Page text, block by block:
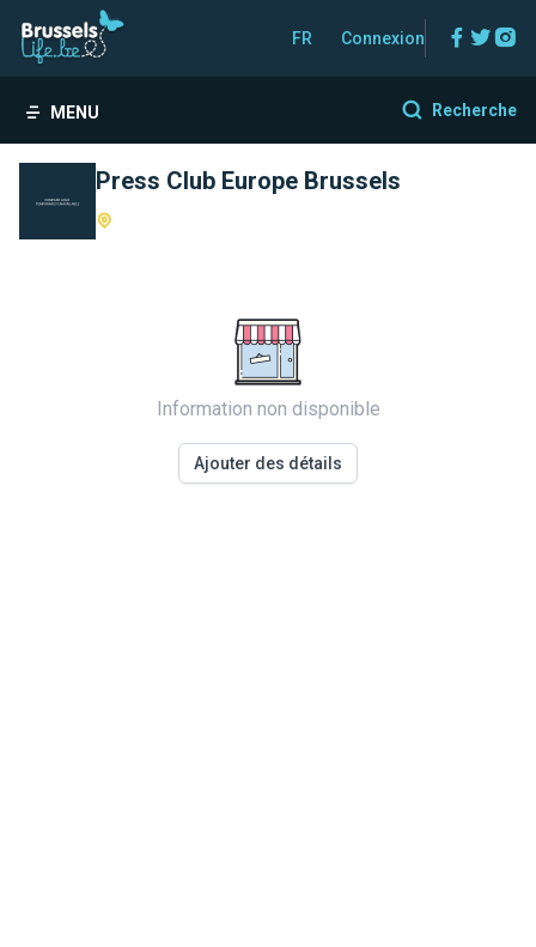
FR Connexion
MENU Recherche
Press Club Europe Brussels
Information non disponible
Ajouter des détails